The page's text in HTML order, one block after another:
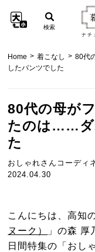
ナチ
検索
Home > 着こなし > 80代
したパンツでした
80代の母が
たのは……ダ
た
おしゃれさんコーディ
2024.04.30
こんにちは、高知
ヌーク）
」の森 厚
日間特集の「おし